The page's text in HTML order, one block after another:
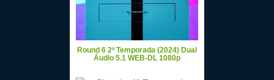
Round 6 2ª Temporada (2024) Dual
Áudio 5.1 WEB-DL 1080p